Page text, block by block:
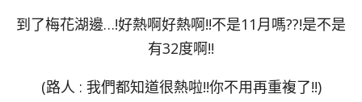
到了梅花湖邊…!好熱啊好熱啊!!不是11月嗎??!是不是
有32度啊!!
(路人 : 我們都知道很熱啦!!你不用再重複了!!)